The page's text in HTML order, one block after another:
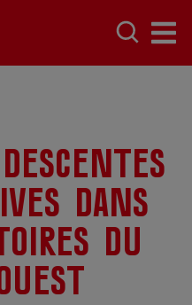
dans
du